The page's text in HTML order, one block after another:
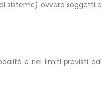
sistema) ovvero soggetti
e nei limiti previsti